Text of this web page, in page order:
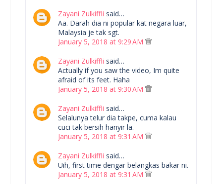
Zayani Zulkiffli said…
Aa. Darah dia ni popular kat negara luar,
Malaysia je tak sgt.
January 5, 2018 at 9:29 AM
Zayani Zulkiffli said…
Actually if you saw the video, Im quite
afraid of its feet. Haha
January 5, 2018 at 9:30 AM
Zayani Zulkiffli said…
Selalunya telur dia takpe, cuma kalau
cuci tak bersih hanyir la.
January 5, 2018 at 9:31 AM
Zayani Zulkiffli said…
Uih, first time dengar belangkas bakar ni.
January 5, 2018 at 9:31 AM